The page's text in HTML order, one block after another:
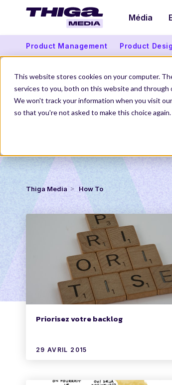
This website stores cookies on your computer.
services to you, both on this website and through
We won't track your information when you visit
so that you're not asked to make this choice again.
Média
Product Management Product
Thiga Media How To
Priorisez votre backlog
29 AVRIL 2015